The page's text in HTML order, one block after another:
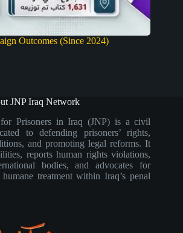
Outcomes (Since 2024)
JNP Iraq Network
Prisoners in Iraq (JNP) is a civil
to defending prisoners’ rights,
and promoting legal reforms. It
reports human rights violations,
bodies, and advocates for
treatment within Iraq’s penal